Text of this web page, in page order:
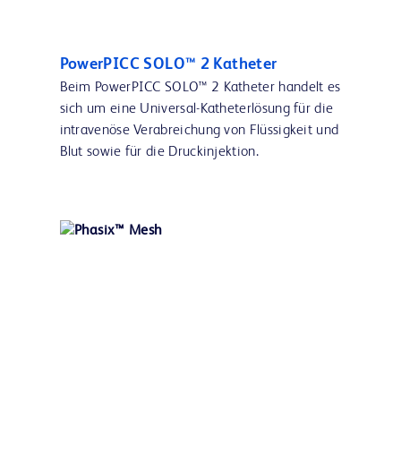
PowerPICC SOLO™ 2 Katheter
Beim PowerPICC SOLO™ 2 Katheter handelt es
sich um eine Universal-Katheterlösung für die
intravenöse Verabreichung von Flüssigkeit und
Blut sowie für die Druckinjektion.